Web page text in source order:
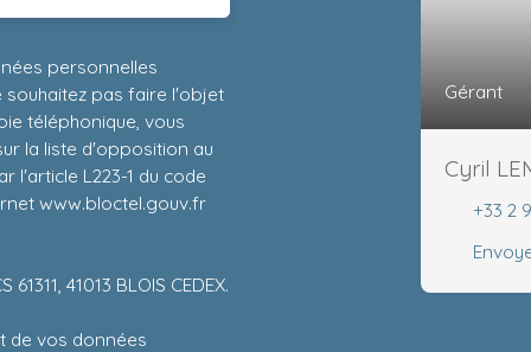
personnelles
souhaitez pas faire l'objet
téléphonique, vous
la liste d'opposition au
l'article L223-1 du code
www.bloctel.gouv.fr
41013 BLOIS CEDEX.
de vos données
Gérant
Cyril
+33 2